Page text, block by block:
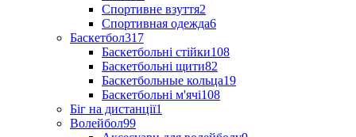
Спортивне взуття2
Спортивная одежда6
Баскетбол317
Баскетбольні стійки108
Баскетбольні щити82
Баскетбольные кольца19
Баскетбольні м'ячі108
Біг на дистанції1
Волейбол99